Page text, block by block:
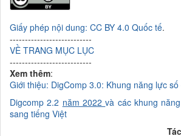
Giấy phép nội dung: CC BY 4.0 Quốc tế.
---------------------------
VỀ TRANG MỤC LỤC
---------------------------
Xem thêm:
Giới thiệu: DigComp 3.0: Khung năng lực số
Digcomp 2.2 năm 2022và các khung
sang tiếng Việt